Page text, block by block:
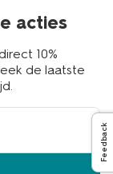
acties
10%
de laatste
Feedback